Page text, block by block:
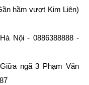
hầm vượt Kim Liên)
Nội - 0886388888 -
ngã 3 Phạm Văn